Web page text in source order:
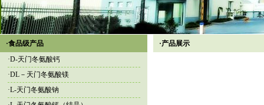
·食品级产品
·D-天门冬氨酸钙
·DL－天门冬氨酸镁
·L-天门冬氨酸钠
·产品展示